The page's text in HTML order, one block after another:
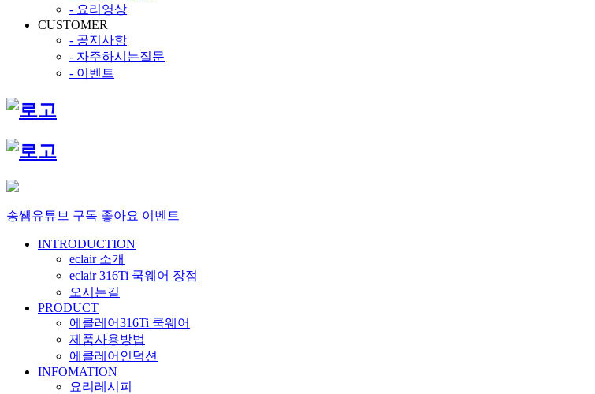
- 요리영상
CUSTOMER
- 공지사항
- 자주하시는질문
- 이벤트
송쌤유튜브 구독 좋아요 이벤트
INTRODUCTION
eclair 소개
eclair 316Ti 쿡웨어 장점
오시는길
PRODUCT
에클레어316Ti 쿡웨어
제품사용방법
에클레어인덕션
INFOMATION
요리레시피